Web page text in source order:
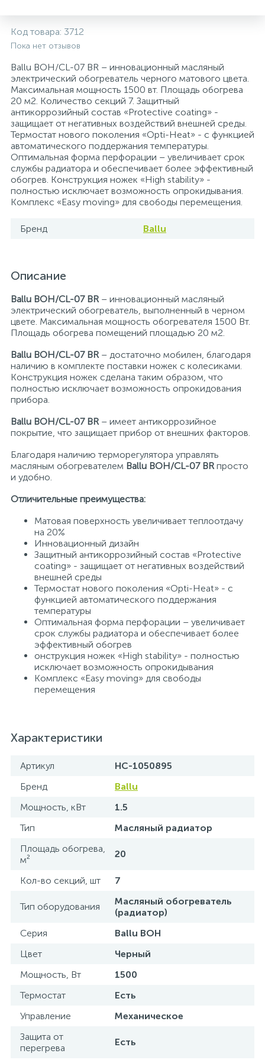
Код товара: 3712
Пока нет отзывов
Ballu BOH/CL-07 BR – инновационный масляный
электрический обогреватель черного матового цвета.
Максимальная мощность 1500 вт. Площадь обогрева
20 м2. Количество секций 7. Защитный
антикоррозийный состав «Protective coating» -
защищает от негативных воздействий внешней среды.
Термостат нового поколения «Opti-Heat» - с функцией
автоматического поддержания температуры.
Оптимальная форма перфорации – увеличивает срок
службы радиатора и обеспечивает более эффективный
обогрев. Конструкция ножек «High stability» -
полностью исключает возможность опрокидывания.
Комплекс «Easy moving» для свободы перемещения.
Бренд Ballu
Описание
Ballu BOH/CL-07 BR– инновационный масляный
электрический обогреватель, выполненный в черном
цвете. Максимальная мощность обогревателя 1500 Вт.
Площадь обогрева помещений площадью 20 м2.
Ballu BOH/CL-07 BR– достаточно мобилен, благодаря
наличию в комплекте поставки ножек с колесиками.
Конструкция ножек сделана таким образом, что
полностью исключает возможность опрокидования
прибора.
Ballu BOH/CL-07 BR– имеет антикоррозийное
покрытие, что защищает прибор от внешних факторов.
Благодаря наличию терморегулятора управлять
масляным обогревателем Ballu BOH/CL-07 BRпросто
и удобно.
Отличительные преимущества:
Матовая поверхность увеличивает теплоотдачу
на 20%
Инновационный дизайн
Защитный антикоррозийный состав «Protective
coating» - защищает от негативных воздействий
внешней среды
Термостат нового поколения «Opti-Heat» - с
функцией автоматического поддержания
температуры
Оптимальная форма перфорации – увеличивает
срок службы радиатора и обеспечивает более
эффективный обогрев
онструкция ножек «High stability» - полностью
исключает возможность опрокидывания
Комплекс «Easy moving» для свободы
перемещения
Характеристики
Артикул
НС-1050895
Бренд
Ballu
Мощность, кВт
1.5
Тип
Масляный радиатор
Площадь обогрева,
м²
20
Кол-во секций, шт 7
Тип оборудования
Масляный обогреватель
(радиатор)
Серия
Ballu BOH
Цвет
Черный
Мощность, Вт
1500
Термостат
Есть
Управление
Механическое
Защита от
перегрева
Есть
Теплоносители и антифризы
Системы управления и принадлежности для
насосов
Коммерческие насосы
Бытовые насосы
Насосы для бассейнов
21
Центробежные in-line насосы
Медные системы под пайку
467
Контрольно-измерительные приборы
49
Теплоизоляция
282
Крепеж и аксессуары
Системы контроля протечки воды
Мультипатронные фильтры
Гидроаккумуляторы (гидробаки) для систем
водоснабжения
44
Комплектующие для систем водоподготовки